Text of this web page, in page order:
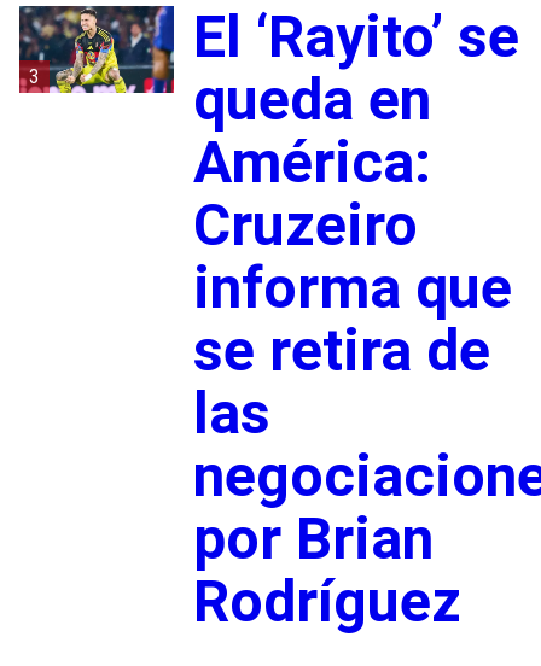
3
El ‘Rayito’ se
queda en
América:
Cruzeiro
informa que
se retira de
las
por Brian
Rodríguez